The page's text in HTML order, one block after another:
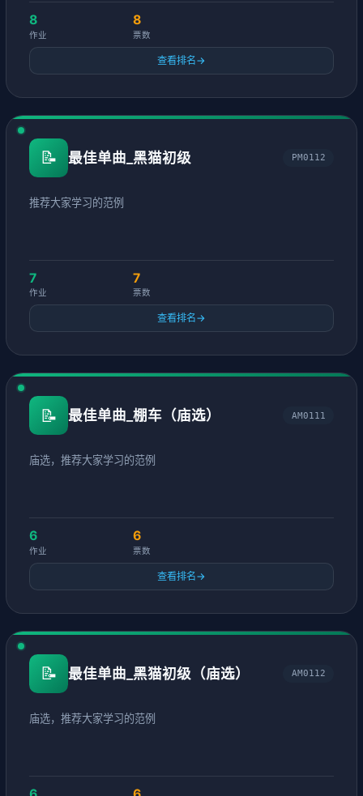
8
作业
8
票数
查看排名→
📝 最佳单曲_黑猫初级 PM0112
推荐大家学习的范例
7
作业
7
票数
查看排名→
📝 最佳单曲_棚车（庙选） AM0111
庙选，推荐大家学习的范例
6
作业
6
票数
查看排名→
📝 最佳单曲_黑猫初级（庙选） AM0112
庙选，推荐大家学习的范例